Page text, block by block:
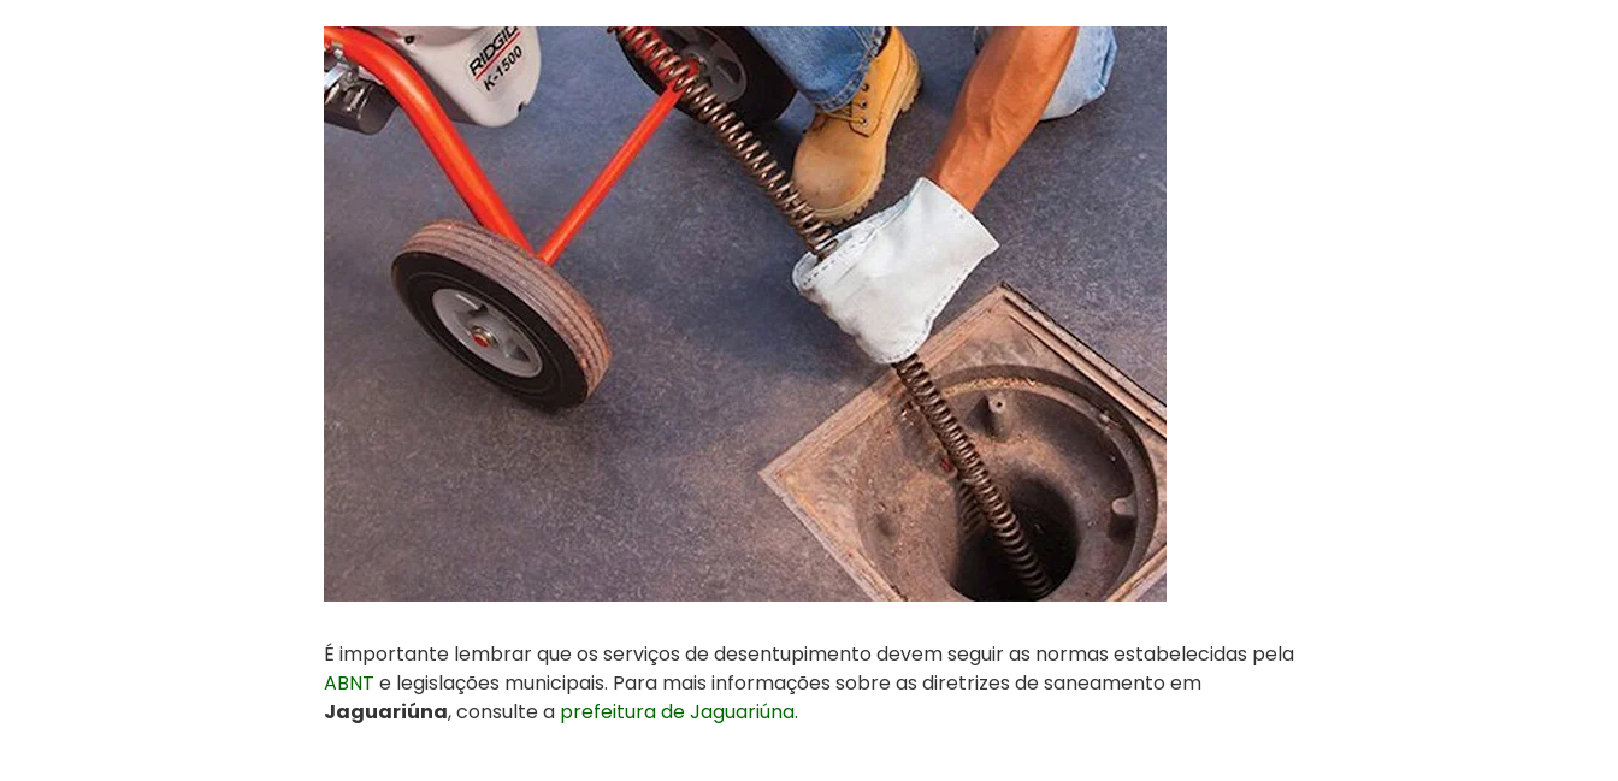
É importante lembrar que os serviços de desentupimento devem seguir as normas estabelecidas pela
ABNT e legislações municipais. Para mais informações sobre as diretrizes de saneamento em
Jaguariúna, consulte a prefeitura de Jaguariúna.